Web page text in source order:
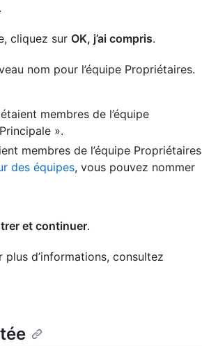
.
cliquez sur OK, j’ai compris.
nom pour l’équipe Propriétaires.
membres de l’équipe
».
membres de l’équipe Propriétaires
des équipes, vous pouvez nommer
et continuer.
plus d’informations, consultez